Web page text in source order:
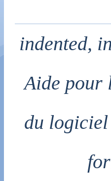
indented,
Aide pour
du logiciel